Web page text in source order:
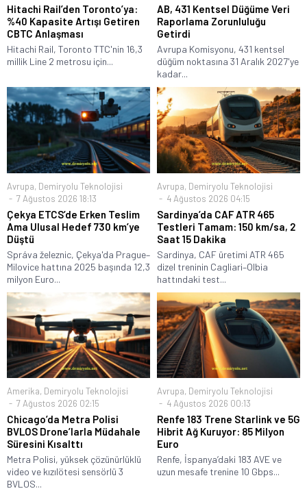
Hitachi Rail’den Toronto’ya:
%40 Kapasite Artışı Getiren
CBTC Anlaşması
Hitachi Rail, Toronto TTC'nin 16,3
millik Line 2 metrosu için...
AB, 431 Kentsel Düğüme Veri
Raporlama Zorunluluğu
Getirdi
Avrupa Komisyonu, 431 kentsel
düğüm noktasına 31 Aralık 2027'ye
kadar...
Avrupa, Demiryolu Teknolojisi
7 Ağustos 2026 18:13
Çekya ETCS’de Erken Teslim
Ama Ulusal Hedef 730 km’ye
Düştü
Správa železnic, Çekya'da Prague–
Milovice hattına 2025 başında 12,3
milyon Euro...
Avrupa, Demiryolu Teknolojisi
4 Ağustos 2026 04:15
Sardinya’da CAF ATR 465
Testleri Tamam: 150 km/sa, 2
Saat 15 Dakika
Sardinya, CAF üretimi ATR 465
dizel treninin Cagliari–Olbia
hattındaki test...
Amerika, Demiryolu Teknolojisi
7 Ağustos 2026 02:15
Chicago’da Metra Polisi
BVLOS Drone’larla Müdahale
Süresini Kısalttı
Metra Polisi, yüksek çözünürlüklü
video ve kızılötesi sensörlü 3
BVLOS...
Avrupa, Demiryolu Teknolojisi
4 Ağustos 2026 00:13
Renfe 183 Trene Starlink ve 5G
Hibrit Ağ Kuruyor: 85 Milyon
Euro
Renfe, İspanya’daki 183 AVE ve
uzun mesafe trenine 10 Gbps...